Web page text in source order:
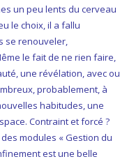
un peu lents du cerveau
le choix, il a fallu
se renouveler,
le fait de ne rien faire,
une révélation, avec ou
probablement, à
habitudes, une
Contraint et forcé ?
modules « Gestion du
est une belle